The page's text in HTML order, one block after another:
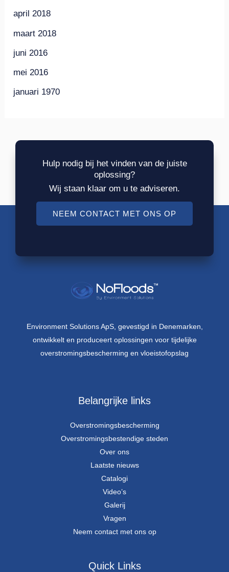
april 2018
maart 2018
juni 2016
mei 2016
januari 1970
Hulp nodig bij het vinden van de juiste
oplossing?
Wij staan klaar om u te adviseren.
NEEM CONTACT MET ONS OP
Environment Solutions ApS, gevestigd in Denemarken,
ontwikkelt en produceert oplossingen voor tijdelijke
overstromingsbescherming en vloeistofopslag
Belangrijke links
Overstromingsbescherming
Overstromingsbestendige steden
Over ons
Laatste nieuws
Catalogi
Video’s
Galerij
Vragen
Neem contact met ons op
Quick Links